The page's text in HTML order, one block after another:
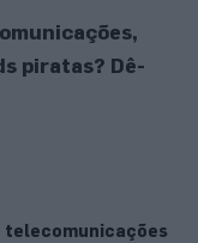
piratas? Dê-
telecomunicações